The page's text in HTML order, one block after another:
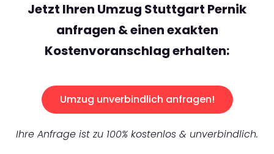
Jetzt Ihren Umzug Stuttgart Pernik
anfragen & einen exakten
Kostenvoranschlag erhalten:
Umzug unverbindlich anfragen!
Ihre Anfrage ist zu 100% kostenlos & unverbindlich.